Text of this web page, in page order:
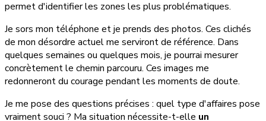
permet d'identifier les zones les plus problématiques.
Je sors mon téléphone et je prends des photos. Ces clichés
de mon désordre actuel me serviront de référence. Dans
quelques semaines ou quelques mois, je pourrai mesurer
concrètement le chemin parcouru. Ces images me
redonneront du courage pendant les moments de doute.
Je me pose des questions précises : quel type d'affaires pose
vraiment souci ? Ma situation nécessite-t-elle un